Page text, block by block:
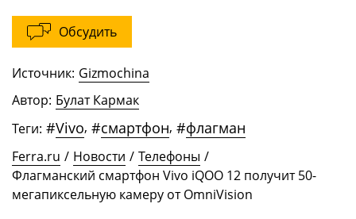
Обсудить
Источник: Gizmochina
Автор: Булат Кармак
Теги: #Vivo, #смартфон, #флагман
Ferra.ru / Новости / Телефоны /
Флагманский смартфон Vivo iQOO 12 получит 50-
мегапиксельную камеру от OmniVision